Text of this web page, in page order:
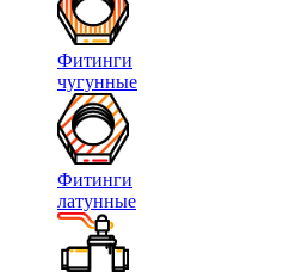
Фитинги
чугунные
Фитинги
латунные